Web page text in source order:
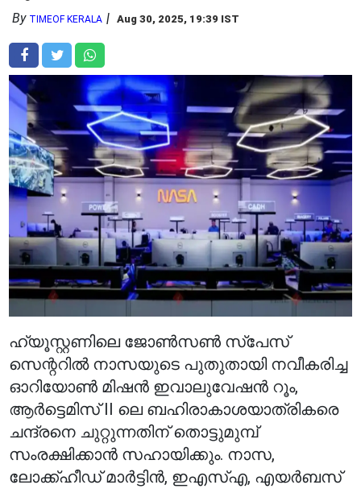
By TIMEOF KERALA Aug 30, 2025, 19:39 IST
ഹ്യൂസ്റ്റണിലെ ജോൺസൺ സ്‌പേസ്
സെന്ററിൽ നാസയുടെ പുതുതായി നവീകരിച്ച
ഓറിയോൺ മിഷൻ ഇവാലുവേഷൻ റൂം,
ആർട്ടെമിസ് II ലെ ബഹിരാകാശയാത്രികരെ
ചന്ദ്രനെ ചുറ്റുന്നതിന് തൊട്ടുമുമ്പ്
സംരക്ഷിക്കാൻ സഹായിക്കും. നാസ,
ലോക്ക്ഹീഡ് മാർട്ടിൻ, ഇഎസ്എ, എയർബസ്